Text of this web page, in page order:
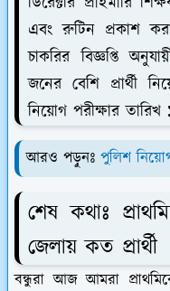
এবং রুটিন প্রকাশ
চাকরির বিজ্ঞপ্তি
জনের বেশি প্রার্থী
নিয়োগ পরীক্ষার
আরও পড়ুনঃ পুলিশ
শেষ কথাঃ
জেলায় কত প্রার্থী
বন্ধুরা আজ আমরা